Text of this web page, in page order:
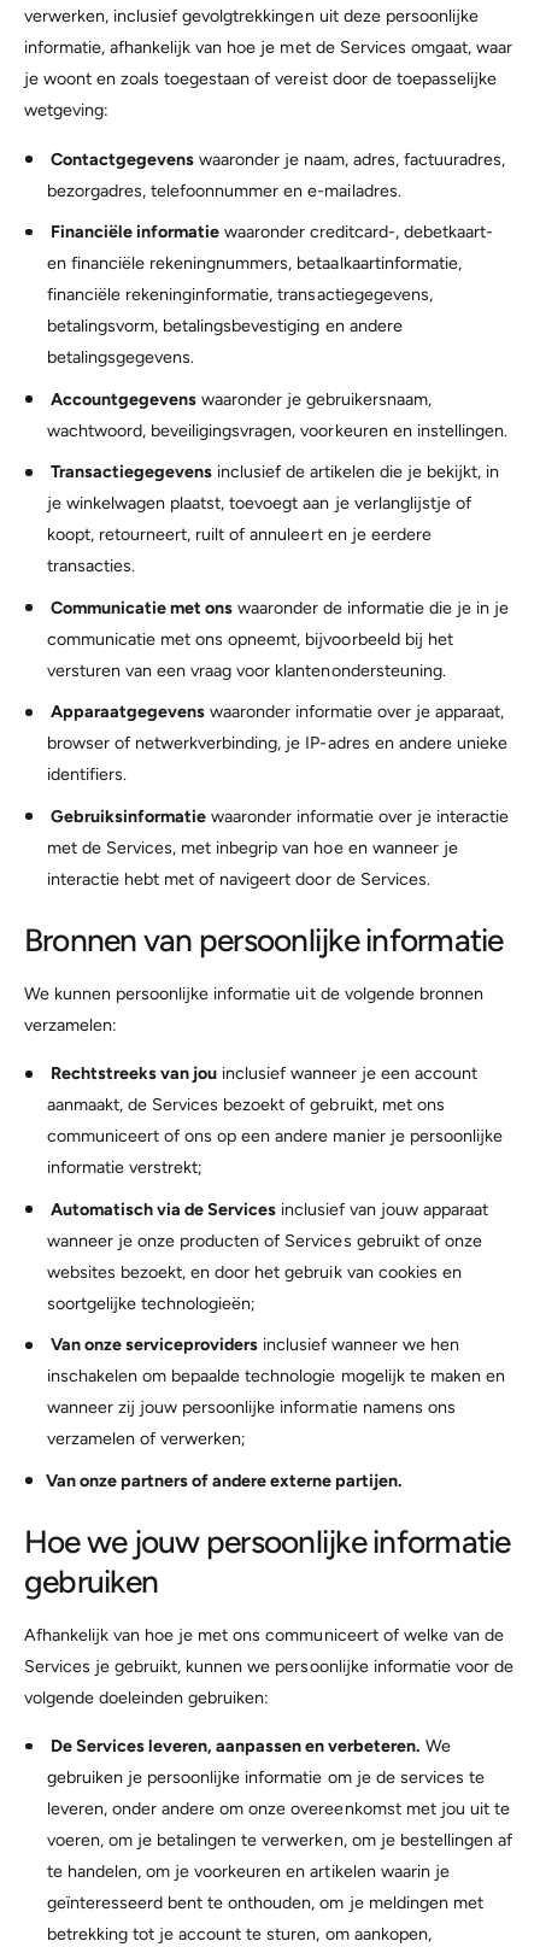
verwerken, inclusief gevolgtrekkingen uit deze persoonlijke
informatie, afhankelijk van hoe je met de Services omgaat, waar
je woont en zoals toegestaan of vereist door de toepasselijke
wetgeving:
Contactgegevenswaaronder je naam, adres, factuuradres,
bezorgadres, telefoonnummer en e-mailadres.
Financiële informatiewaaronder creditcard-, debetkaart-
en financiële rekeningnummers, betaalkaartinformatie,
financiële rekeninginformatie, transactiegegevens,
betalingsvorm, betalingsbevestiging en andere
betalingsgegevens.
Accountgegevenswaaronder je gebruikersnaam,
wachtwoord, beveiligingsvragen, voorkeuren en instellingen.
Transactiegegevensinclusief de artikelen die je bekijkt, in
je winkelwagen plaatst, toevoegt aan je verlanglijstje of
koopt, retourneert, ruilt of annuleert en je eerdere
transacties.
Communicatie met onswaaronder de informatie die je in je
communicatie met ons opneemt, bijvoorbeeld bij het
versturen van een vraag voor klantenondersteuning.
Apparaatgegevenswaaronder informatie over je apparaat,
browser of netwerkverbinding, je IP-adres en andere unieke
identifiers.
Gebruiksinformatiewaaronder informatie over je interactie
met de Services, met inbegrip van hoe en wanneer je
interactie hebt met of navigeert door de Services.
Bronnen van persoonlijke informatie
We kunnen persoonlijke informatie uit de volgende bronnen
verzamelen:
Rechtstreeks van jouinclusief wanneer je een account
aanmaakt, de Services bezoekt of gebruikt, met ons
communiceert of ons op een andere manier je persoonlijke
informatie verstrekt;
Automatisch via de Servicesinclusief van jouw apparaat
wanneer je onze producten of Services gebruikt of onze
websites bezoekt, en door het gebruik van cookies en
soortgelijke technologieën;
Van onze serviceprovidersinclusief wanneer we hen
inschakelen om bepaalde technologie mogelijk te maken en
wanneer zij jouw persoonlijke informatie namens ons
verzamelen of verwerken;
Van onze partners of andere externe partijen.
Hoe we jouw persoonlijke informatie
gebruiken
Afhankelijk van hoe je met ons communiceert of welke van de
Services je gebruikt, kunnen we persoonlijke informatie voor de
volgende doeleinden gebruiken:
De Services leveren, aanpassen en verbeteren. We
gebruiken je persoonlijke informatie om je de services te
leveren, onder andere om onze overeenkomst met jou uit te
voeren, om je betalingen te verwerken, om je bestellingen af
te handelen, om je voorkeuren en artikelen waarin je
geïnteresseerd bent te onthouden, om je meldingen met
betrekking tot je account te sturen, om aankopen,